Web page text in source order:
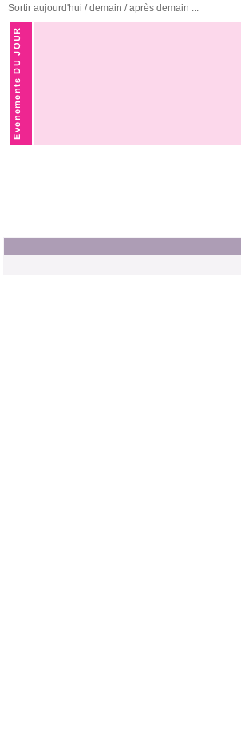
Sortir aujourd'hui / demain / après demain ...